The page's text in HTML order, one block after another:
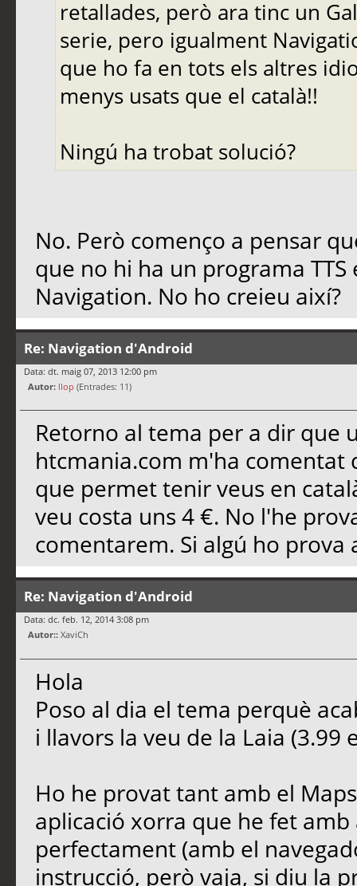
retallades, però ara tinc un
serie, pero igualment
que ho fa en tots els altres
menys usats que el català!!
Ningú ha trobat solució?
No. Però començo a pensar
que no hi ha un programa
Navigation. No ho creieu així?
Re: Navigation d'Android
Data: dt. maig 07, 2013 12:00 pm
Autor: llop (Entrades: 11)
Retorno al tema per a dir que
htcmania.com m'ha comentat
que permet tenir veus en
veu costa uns 4 €. No l'he
comentarem. Si algú ho prova
Re: Navigation d'Android
Data: dc. feb. 12, 2014 3:08 pm
Autor:: XaviCh
Hola
Poso al dia el tema perquè
i llavors la veu de la Laia (3.99
Ho he provat tant amb el
aplicació xorra que he fet
perfectament (amb el
instrucció, però vaja, si diu la